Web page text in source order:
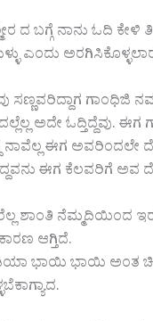
ದ ಬಗ್ಗೆ ನಾನು ಓದಿ
ಎಂದು
ಸಣ್ಣವರಿದ್ದಾಗ ಗಾಂಧಿಜಿ
ದಲ್ಲೆಲ್ಲ ಅದೇ ಓದ್ತಿದ್ದೆವು.
ಈಗ ಅವರಿಂದಲೇ
ಈಗ ಕೆಲವರಿಗೆ ಅವ
ಶಾಂತಿ ನೆಮ್ಮದಿಯಿಂದ
ಆಗ್ತಿದೆ.
ಭಾಯಿ ಭಾಯಿ ಅಂತ